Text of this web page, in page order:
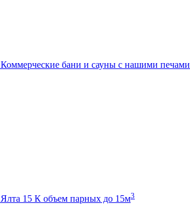
Коммерческие бани и сауны с нашими печами
Ялта 15 К объем парных до 15м3